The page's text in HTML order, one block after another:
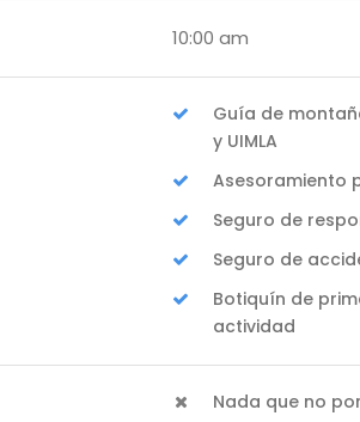
10:00 am
Guía de
y UIMLA
Asesoramiento
Seguro de
Seguro de
Botiquín de
actividad
Nada que no